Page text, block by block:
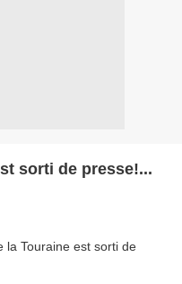
sorti de presse!...